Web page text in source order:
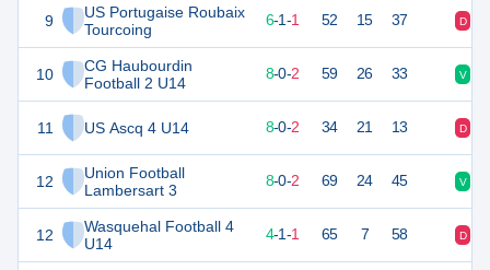
9
US Portugaise Roubaix
Tourcoing
10
CG Haubourdin
Football 2 U14
11 US Ascq 4 U14
12
Union Football
Lambersart 3
12
Wasquehal Football 4
U14
19 8 6-1-1 52 15 37 D
8-0-2 59 26 33 V
8-0-2 34 21 13 D
8-0-2 69 24 45 V
13 6 4-1-1 65 7 58 D